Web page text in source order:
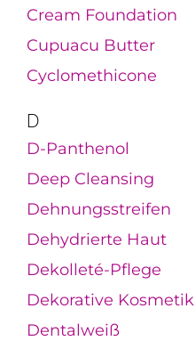
Cream Foundation
Cupuacu Butter
Cyclomethicone
D
D-Panthenol
Deep Cleansing
Dehnungsstreifen
Dehydrierte Haut
Dekolleté-Pflege
Dekorative Kosmetik
Dentalweiß